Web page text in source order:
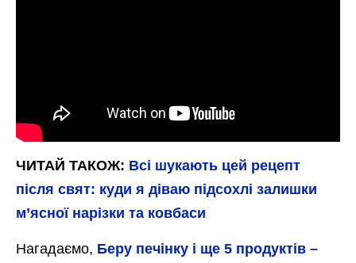
ЧИТАЙ ТАКОЖ: Всі шукають цей рецепт
після свят: куди я діваю підсохлі залишки
м’ясної нарізки та ковбаси
Нагадаємо, Беру печінку і ще 5 продуктів –